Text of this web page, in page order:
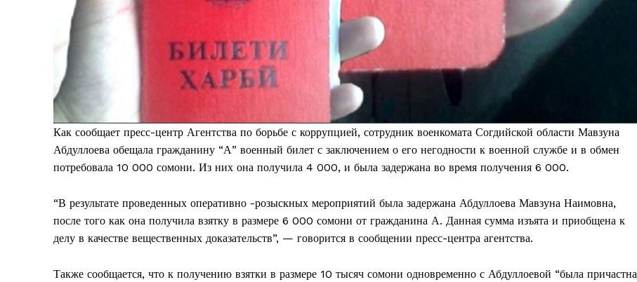
Как сообщает пресс-центр Агентства по борьбе с коррупцией, сотрудник военкомата Согдийской области Мавзуна
Абдуллоева обещала гражданину “А” военный билет с заключением о его негодности к военной службе и в обмен
потребовала 10 000 сомони. Из них она получила 4 000, и была задержана во время получения 6 000.
“В результате проведенных оперативно -розыскных мероприятий была задержана Абдуллоева Мавзуна Наимовна,
после того как она получила взятку в размере 6 000 сомони от гражданина А. Данная сумма изъята и приобщена к
делу в качестве вещественных доказательств”, — говорится в сообщении пресс-центра агентства.
Также сообщается, что к получению взятки в размере 10 тысяч сомони одновременно с Абдуллоевой “была причастна